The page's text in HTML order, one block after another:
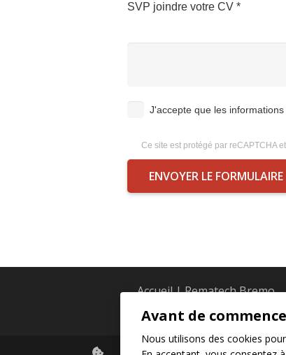
SVP joindre votre CV *
J'accepte que les
Ce site est protégé par reCAPTCHA
Accueil | Rematech Bremo
Courroies de
2026 © Rematech bremo – Tous
Avant de
Nous utilisons des cookies